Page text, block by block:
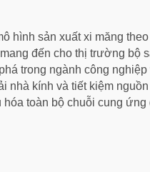
hình sản xuất xi măng
đến cho thị trường bộ
trong ngành công
nhà kính và tiết kiệm
toàn bộ chuỗi cung ứng